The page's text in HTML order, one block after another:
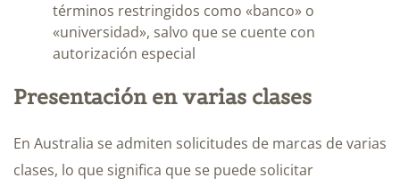
términos restringidos como «banco» o
«universidad», salvo que se cuente con
autorización especial
Presentación en varias clases
En Australia se admiten solicitudes de marcas de varias
clases, lo que significa que se puede solicitar